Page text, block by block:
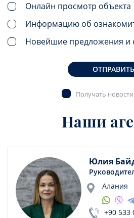
Онлайн просмотр объекта
Информацию об
Новейшие предложения и
ОТПРАВИТЬ
Получать
Наши
Юлия
Алания
+90 533